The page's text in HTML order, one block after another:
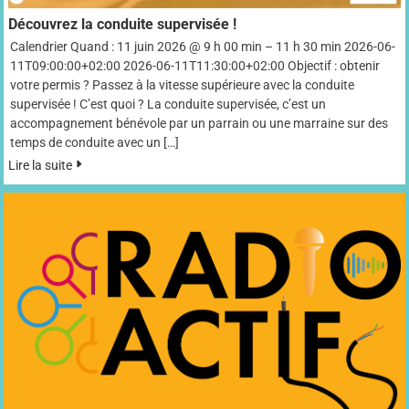
Découvrez la conduite supervisée !
Calendrier Quand : 11 juin 2026 @ 9 h 00 min – 11 h 30 min 2026-06-
11T09:00:00+02:00 2026-06-11T11:30:00+02:00 Objectif : obtenir
votre permis ? Passez à la vitesse supérieure avec la conduite
supervisée ! C’est quoi ? La conduite supervisée, c’est un
accompagnement bénévole par un parrain ou une marraine sur des
temps de conduite avec un […]
Lire la suite